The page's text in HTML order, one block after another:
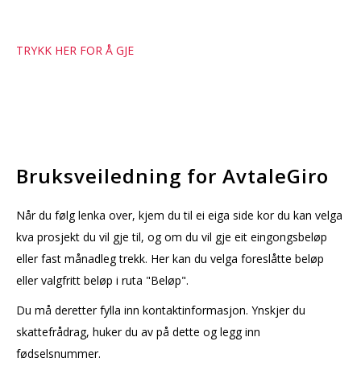
TRYKK HER FOR Å GJE
Bruksveiledning for AvtaleGiro
Når du følg lenka over, kjem du til ei eiga side kor du kan velga
kva prosjekt du vil gje til, og om du vil gje eit eingongsbeløp
eller fast månadleg trekk. Her kan du velga foreslåtte beløp
eller valgfritt beløp i ruta "Beløp".
Du må deretter fylla inn kontaktinformasjon. Ynskjer du
skattefrådrag, huker du av på dette og legg inn
fødselsnummer.